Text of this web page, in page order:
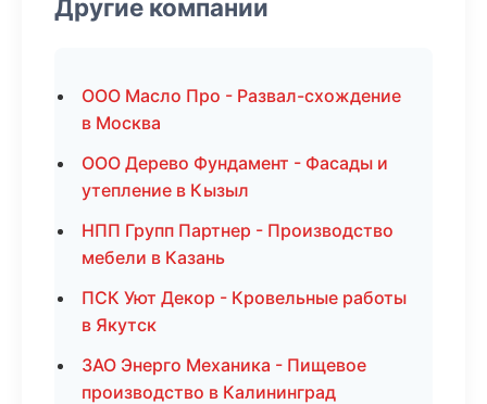
Другие компании
ООО Масло Про - Развал-схождение
в Москва
ООО Дерево Фундамент - Фасады и
утепление в Кызыл
НПП Групп Партнер - Производство
мебели в Казань
ПСК Уют Декор - Кровельные работы
в Якутск
ЗАО Энерго Механика - Пищевое
производство в Калининград